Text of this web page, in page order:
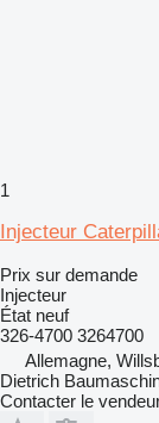
1
Injecteur
Prix sur demande
Injecteur
État neuf
326-4700 3264700
Allemagne,
Dietrich
Contacter le